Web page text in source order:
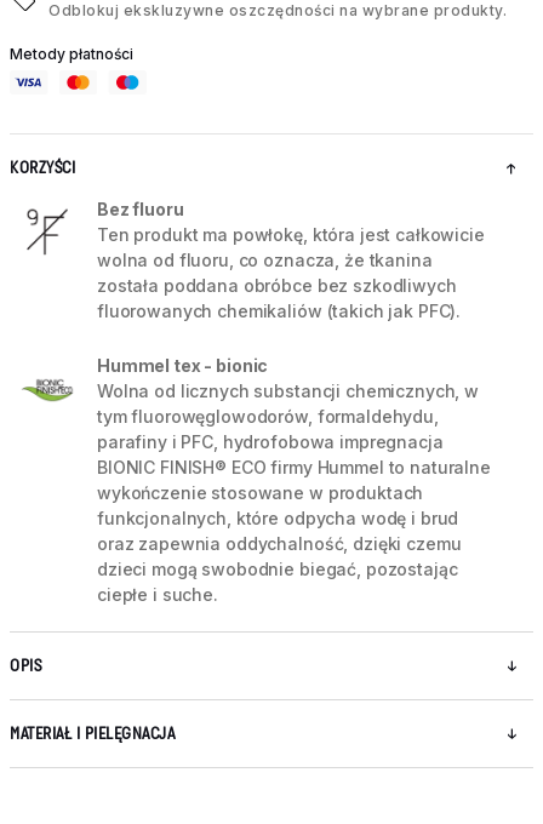
Odblokuj ekskluzywne oszczędności na wybrane produkty.
Metody płatności
KORZYŚCI
Bez fluoru
Ten produkt ma powłokę, która jest całkowicie
wolna od fluoru, co oznacza, że tkanina
została poddana obróbce bez szkodliwych
fluorowanych chemikaliów (takich jak PFC).
Hummel tex - bionic
Wolna od licznych substancji chemicznych, w
tym fluorowęglowodorów, formaldehydu,
parafiny i PFC, hydrofobowa impregnacja
BIONIC FINISH® ECO firmy Hummel to naturalne
wykończenie stosowane w produktach
funkcjonalnych, które odpycha wodę i brud
oraz zapewnia oddychalność, dzięki czemu
dzieci mogą swobodnie biegać, pozostając
ciepłe i suche.
OPIS
MATERIAŁ I PIELĘGNACJA